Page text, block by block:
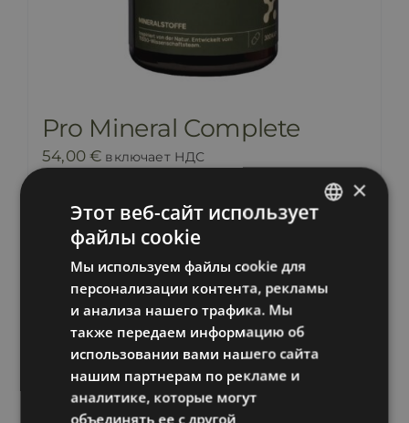
Pro Mineral Complete
54,00€ включает НДС
В корзину Информация
Распродано
RUSSIAN
LATVIAN
×
Этот веб-сайт использует
файлы cookie
Мы используем файлы cookie для
персонализации контента, рекламы
и анализа нашего трафика. Мы
также передаем информацию об
использовании вами нашего сайта
нашим партнерам по рекламе и
аналитике, которые могут
объединять ее с другой